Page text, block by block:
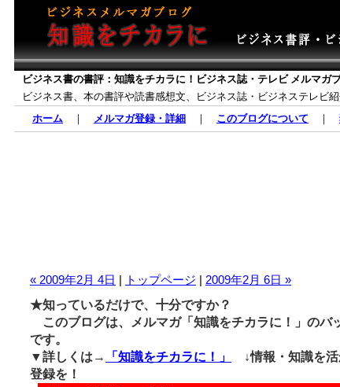
ビジネス書の書評：知識をチカラに！ビジネス誌・テレビ メルマガ
ビジネス書、本の書評や読書感想文、ビジネス誌・ビジネステレビ
ホーム ｜ メルマガ登録・詳細 ｜ このブログについて ｜
« 2009年2月 4日 | トップページ | 2009年2月 6日 »
★知っているだけで、十分ですか？
このブログは、メルマガ「知識をチカラに！」のバ
です。
▼詳しくは→
「知識をチカラに！」
↓情報・知識を
登録を！